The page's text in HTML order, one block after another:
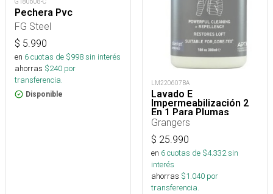
Pechera Pvc
FG Steel
$ 5.990
en 6cuotas de $998sin interés
ahorras $240 por
transferencia.
Disponible
LM220607BA
Lavado E
Impermeabilización 2
En 1 Para Plumas
Grangers
$ 25.990
en 6cuotas de $4.332sin
interés
ahorras $1.040 por
transferencia.